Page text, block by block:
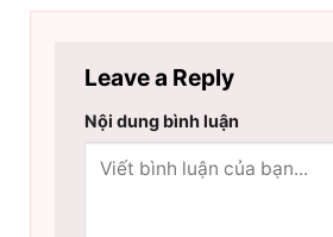
Leave a Reply
Nội dung bình luận